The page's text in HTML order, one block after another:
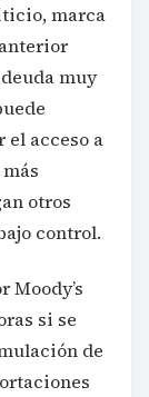
marca
muy
acceso a
otros
control.
si se
de